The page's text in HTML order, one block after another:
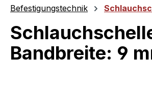
Befestigungstechnik
Bandbreite: 9